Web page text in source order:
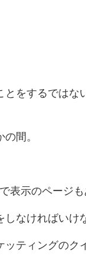
をするではな
間。
表示のページ
しなければいけ
ッティングのク